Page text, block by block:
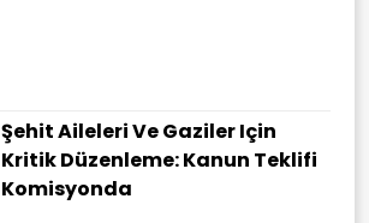
Şehit Aileleri Ve Gaziler Için
Kritik Düzenleme: Kanun Teklifi
Komisyonda